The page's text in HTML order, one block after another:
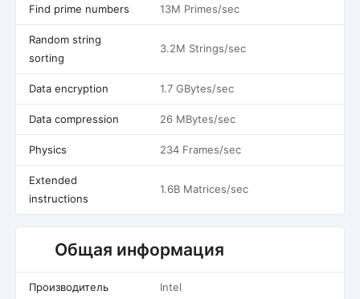
Find prime numbers 13M Primes/sec
Random string
sorting
3.2M Strings/sec
Data encryption 1.7 GBytes/sec
Data compression 26 MBytes/sec
Physics 234 Frames/sec
Extended
instructions
1.6B Matrices/sec
Общая информация
Производитель Intel